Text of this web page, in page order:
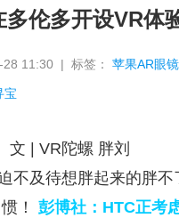
伦多开设VR体
28 11:30 | 标签：苹果AR眼镜
宝
文 | VR陀螺 胖刘
不及待想胖起来的胖不
惯！彭博社：HTC正考